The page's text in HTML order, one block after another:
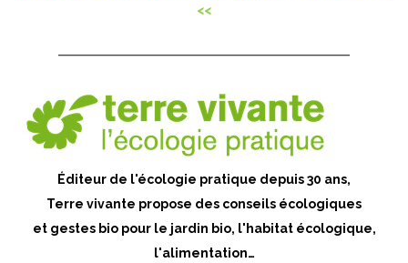
<<
Éditeur de l'écologie pratique depuis 30 ans,
Terre vivante propose des conseils écologiques
et gestes bio pour le jardin bio, l'habitat écologique,
l'alimentation…